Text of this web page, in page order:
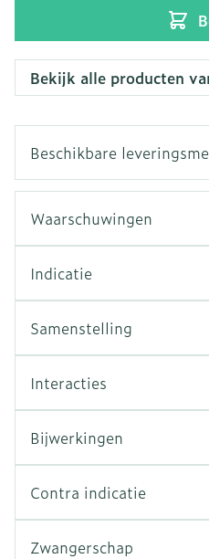
Bekijk alle producten
Beschikbare
Waarschuwingen
Indicatie
Samenstelling
Interacties
Bijwerkingen
Contra indicatie
Zwangerschap